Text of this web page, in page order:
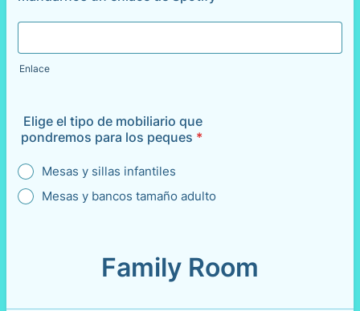
Enlace
Elige el tipo de mobiliario que
pondremos para los peques *
Mesas y sillas infantiles
Mesas y bancos tamaño adulto
Family Room